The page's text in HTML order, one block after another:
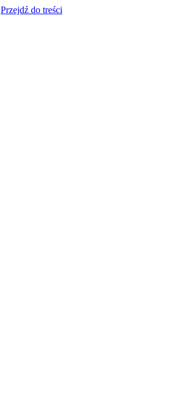
Przejdź do treści